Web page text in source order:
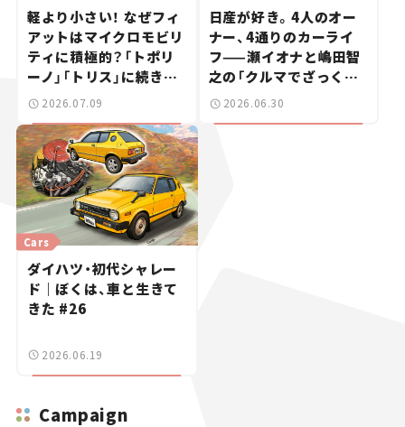
軽より小さい！ なぜフィ
アットはマイクロモビリ
ティに積極的？「トポリ
ーノ」「トリス」に続きコ
ンセプトカー「ムルティ
2026.07.09
日産が好き。4人のオー
ナー、4通りのカーライ
フ——瀬イオナと嶋田智
之の「クルマでざっくば
らんばらん！」＃19
2026.06.30
Cars
ダイハツ・初代シャレー
ド｜ぼくは、車と生きて
きた #26
2026.06.19
Campaign